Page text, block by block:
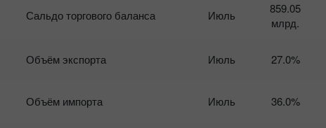
Сальдо торгового баланса Июль
859.05
млрд.
Объём экспорта Июль 27.0%
Объём импорта Июль 36.0%